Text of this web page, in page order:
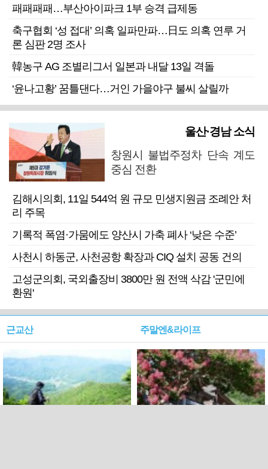
패패패패…부산아이파크 1부 승격 급제동
축구협회 ‘성 접대’ 의혹 일파만파…日도 의혹 연루 거
론 심판 2명 조사
韓농구 AG 조별리그서 일본과 내달 13일 격돌
‘윤나고황’ 꿈틀댄다…거인 가을야구 불씨 살릴까
울산·경남 소식
창원시 불법주정차 단속 계도
중심 전환
김해시의회, 11일 544억 원 규모 민생지원금 조례안 처
리 주목
기록적 폭염·가뭄에도 양산시 가축 폐사 ‘낮은 수준’
사천시 하동군, 사천공항 확장과 CIQ 설치 공동 건의
고성군의회, 국외출장비 3800만 원 전액 삭감 '군민에
환원'
근교산 주말엔&라이프